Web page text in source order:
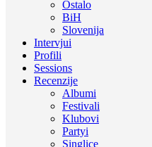
Ostalo
BiH
Slovenija
Intervjui
Profili
Sessions
Recenzije
Albumi
Festivali
Klubovi
Partyi
Singlice